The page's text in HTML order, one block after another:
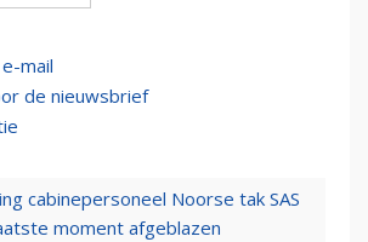
mail
de nieuwsbrief
cabinepersoneel Noorse tak SAS
moment afgeblazen